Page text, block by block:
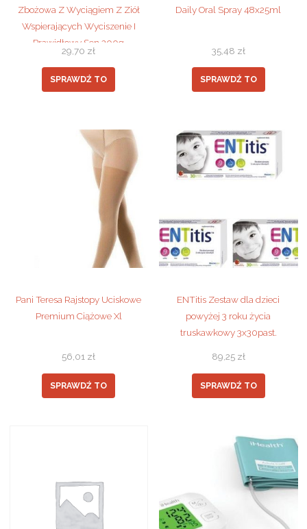
Zbożowa Z Wyciągiem Z Ziół
Wspierających Wyciszenie I
Prawidłowy Sen 200g
29,70 zł
SPRAWDŹ TO
Daily Oral Spray 48x25ml
35,48 zł
SPRAWDŹ TO
Pani Teresa Rajstopy Uciskowe
Premium Ciążowe Xl
56,01 zł
SPRAWDŹ TO
ENTitis Zestaw dla dzieci
powyżej 3 roku życia
truskawkowy 3x30past.
89,25 zł
SPRAWDŹ TO